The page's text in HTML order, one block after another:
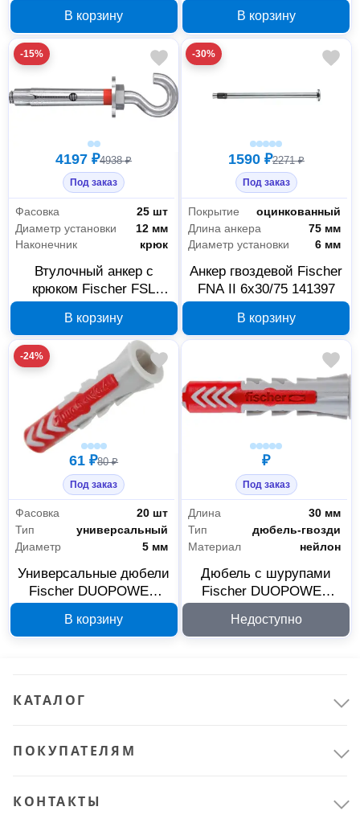
Крепёж 22
Метизы 21
В корзину В корзину
-15%
4197 ₽4938 ₽
Под заказ
Фасовка
25 шт
Диаметр установки
12 мм
Наконечник
крюк
Втулочный анкер с
крюком Fischer FSL
шт 45777
В корзину
-30%
1590 ₽2271 ₽
Под заказ
Покрытие
оцинкованный
Длина анкера
75 мм
Диаметр установки
6 мм
Анкер гвоздевой Fischer
FNA II 6x30/75 141397
В корзину
-24%
61 ₽80 ₽
Под заказ
Фасовка
20 шт
Тип
универсальный
Диаметр
5 мм
Универсальные дюбели
Fischer DUOPOWER
В корзину
₽
Под заказ
Длина
30 мм
Тип
дюбель-гвозди
Материал
нейлон
Дюбель с шурупами
Fischer DUOPOWER
Недоступно
КАТАЛОГ
ПОКУПАТЕЛЯМ
КОНТАКТЫ